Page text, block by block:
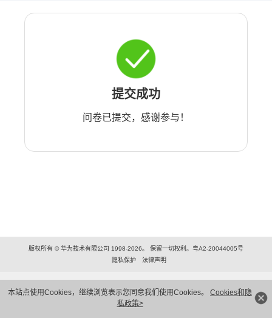
本站点使用Cookies，继续浏览表示您同意我们使用Cookies。 Cookies和隐
私政策>
提交成功
问卷已提交，感谢参与！
版权所有 © 华为技术有限公司 1998-2026。 保留一切权利。粤A2-20044005号
隐私保护
法律声明